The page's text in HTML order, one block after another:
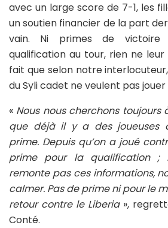
avec un large score de 7-1, les
un soutien financier de la part
vain. Ni primes de victoire
qualification au tour, rien ne
fait que selon notre
du Syli cadet ne veulent pas
« Nous nous cherchons toujours
que déjà il y a des joueuses
prime. Depuis qu’on a joué
prime pour la qualification ;
remonte pas ces informations,
calmer. Pas de prime ni pour le
retour contre le Liberia»,
Conté.